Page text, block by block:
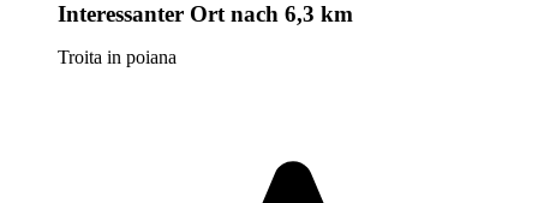
Interessanter Ort nach 6,3 km
Troita in poiana